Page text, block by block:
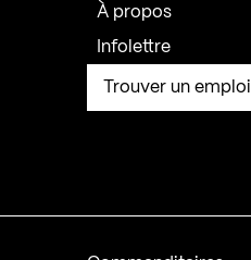
À propos
Infolettre
Trouver un emploi